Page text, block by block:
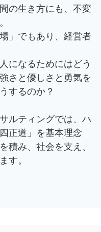
の生き方にも、不変
」でもあり、経営者
になるためにはどう
さと優しさと勇気を
するのか？
ルティングでは、ハ
正道」を基本理念
積み、社会を支え、
す。